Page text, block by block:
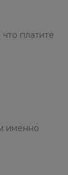
платите
именно